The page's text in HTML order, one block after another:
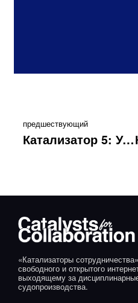
предшествующий
Катализатор 5: Уважайте и признавайте вклад партнёров
«Катализаторы
свободного и открытого
выходящему за
судопроизводства.